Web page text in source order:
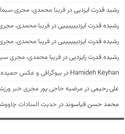
رشید قدرت ایزدییدرفریبا محمدی، مجری
رشیده قدرت ایزدیییییییدرفریبا محمدی،
رشیده قدرت ایزدیییییییدرفریبا محمدی،
رشیده قدرت رایزدییدرفریبا محمدی، مجری
Hamideh Keyhan در بیوگرافی و عکس
علی رحیمیدرمرضیه حاجی پور مجری خبر
محمد حسن قیاسونددر حدیث السادات